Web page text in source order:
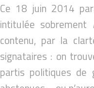
Ce 18 juin 2014
intitulée sobrement
contenu, par la
signataires : on
partis politiques de